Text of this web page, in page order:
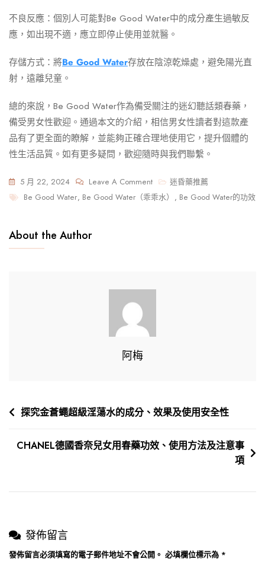
不良反應：個別人可能對Be Good Water中的成分產生過敏反
應，如出現不適，應立即停止使用並就醫。
存儲方式：將Be Good Water存放在陰涼乾燥處，避免陽光直
射，遠離兒童。
總的來說，Be Good Water作為備受關注的迷幻聽話類春藥，
備受男女性歡迎。通過本文的介紹，相信男女性讀者對這款產
品有了更全面的瞭解，並能夠正確合理地使用它，提升個體的
性生活品質。如有更多疑問，歡迎隨時與我們聯繫。
5 月 22, 2024 Leave A CommentOn
Be
話
藥
方
及
事
迷昏藥推薦
Tags
Be Good Water, Be Good Water（乖乖水） , Be Good Water的功效
About the Author
阿梅
文
導
探究金蒼蠅超級淫蕩水的成分、效果及使用安全性
CHANEL德國香奈兒女用春藥功效、使用方法及注意事
項
發佈留言
發佈留言必須填寫的電子郵件地址不會公開。 必填欄位標示為 *